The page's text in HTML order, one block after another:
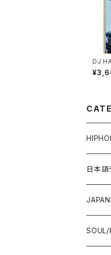
DJ
「
E」
12"/7"
80'S
EARLY
LP
80'S
日本語
12"/7"
80'S
LP
LP
SOUL/